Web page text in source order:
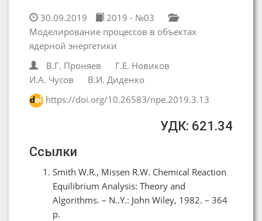
30.09.2019
2019 - №03
Моделирование процессов в объектах
ядерной энергетики
В.Г. Проняев
Г.Е. Новиков
И.А. Чусов
В.И. Диденко
https://doi.org/10.26583/npe.2019.3.13
УДК: 621.34
Ссылки
Smith W.R., Missen R.W. Chemical Reaction
Equilibrium Analysis: Theory and
Algorithms. – N..Y.: John Wiley, 1982. – 364
p.